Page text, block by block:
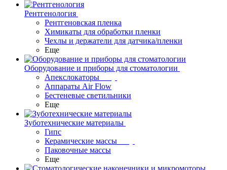
Рентгенология
Рентгеновская пленка
Химикаты для обработки пленки
Чехлы и держатели для датчика/пленки
Еще
Оборудование и приборы для стоматологии
Апекслокаторы
Аппараты Air Flow
Бестеневые светильники
Еще
Зуботехнические материалы
Гипс
Керамические массы
Паковочные массы
Еще